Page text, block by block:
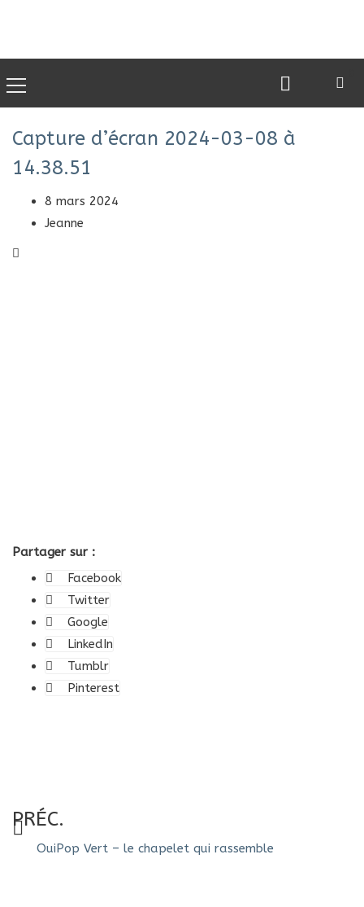
Capture d’écran 2024-03-08 à
14.38.51
8 mars 2024
Jeanne
Partager sur :
Facebook
Twitter
Google
LinkedIn
Tumblr
Pinterest
PRÉC.
OuiPop Vert – le chapelet qui rassemble